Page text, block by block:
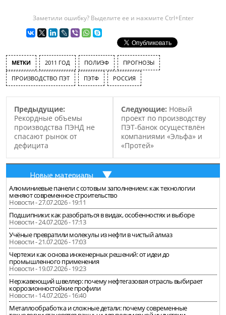
производственных
мощностей ПЭТ, позволит
компании увеличить
продукта до 210 000 тонн
в год, в то время как до
этого мощность
производства ПЭТ
составляла 140 000 тонн в
год. Ориентировочная
стоимость реализации
данного проекта
составила примерно…
Заметили ошибку? Выделите ее и нажмите Ctrl+Enter
МЕТКИ 2011 ГОД ПОЛИЭФ ПРОГНОЗЫ
ПРОИЗВОДСТВО ПЭТ ПЭТФ РОССИЯ
Предыдущие:
Рекордные объемы
производства ПЭНД не
спасают рынок от
дефицита
Следующие: Новый
проект по производству
ПЭТ-банок осуществлён
компаниями «Эльфа» и
«Протей»
Новые материалы
Алюминиевые панели с сотовым заполнением: как технологии
меняют современное строительство
Новости - 27.07.2026 - 19:11
Подшипники: как разобраться в видах, особенностях и выборе
Новости - 24.07.2026 - 17:13
Учёные превратили молекулы из нефти в чистый алмаз
Новости - 21.07.2026 - 17:03
Чертежи как основа инженерных решений: от идеи до
промышленного применения
Новости - 19.07.2026 - 19:23
Нержавеющий швеллер: почему нефтегазовая отрасль выбирает
коррозионностойкие профили
Новости - 14.07.2026 - 16:40
Металлообработка и сложные детали: почему современные